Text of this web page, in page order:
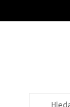
Hledat:
Hledat